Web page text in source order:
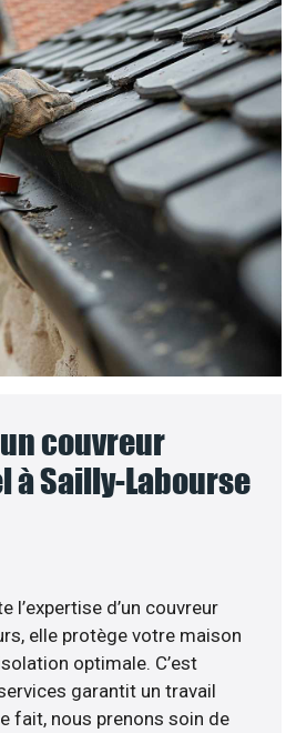
couvreur
à Sailly-Labourse
l’expertise d’un couvreur
elle protège votre maison
optimale. C’est
garantit un travail
fait, nous prenons soin de